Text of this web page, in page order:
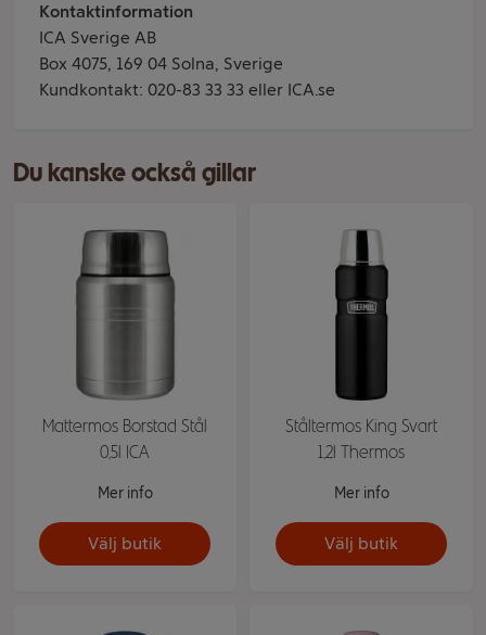
Kontaktinformation
ICA Sverige AB
Box 4075, 169 04 Solna, Sverige
Kundkontakt: 020-83 33 33 eller ICA.se
Du kanske också gillar
Mattermos Borstad Stål
0,5l ICA
Mer info
Välj butik
Ståltermos King Svart
1,2l Thermos
Mer info
Välj butik